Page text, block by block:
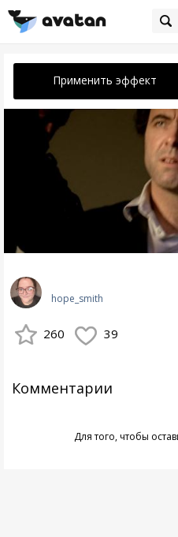
Применить эффект
hope_smith
260 39
Комментарии
Для того, чтобы